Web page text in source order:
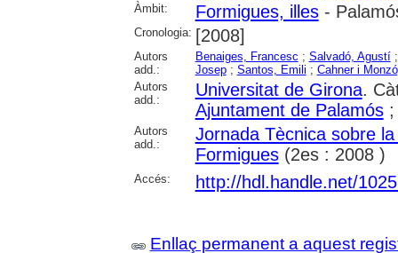
Àmbit:
Formigues, illes-
Cronologia: [2008]
Autors
add.:
Benaiges, Francesc ; Salvadó, Agustí
Josep; Santos, Emili ; Cahner i
Autors
add.:
Universitat de Girona.
Ajuntament de Palamós
Autors
add.:
Jornada Tècnica sobre
Formigues(2es : 2008 )
Accés: http://hdl.handle.net/
Enllaç permanent a aquest